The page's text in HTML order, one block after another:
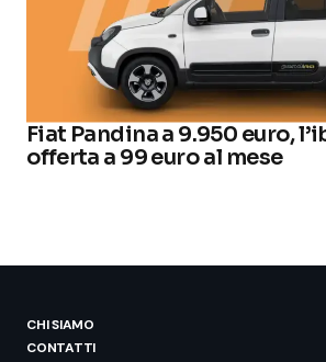
Fiat Pandina a 9.950 euro,
offerta a 99 euro al mese
CHI SIAMO
CONTATTI